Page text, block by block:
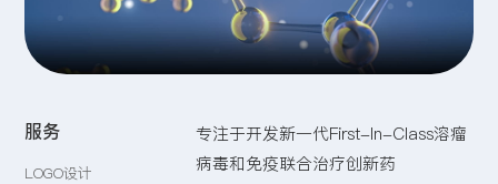
服务
LOGO设计
专注于开发新一代First-In-Class溶瘤
病毒和免疫联合治疗创新药